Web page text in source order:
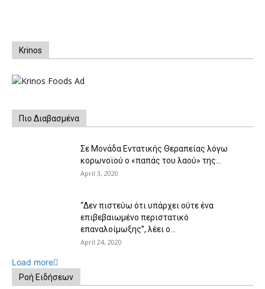
Krinos
Πιο Διαβασμένα
Σε Μονάδα Εντατικής Θεραπείας λόγω
κορωνοϊού ο «παπάς του λαού» της...
April 3, 2020
“Δεν πιστεύω ότι υπάρχει ούτε ένα
επιβεβαιωμένο περιστατικό
επαναλοίμωξης”, λέει ο...
April 24, 2020
Load more
Ροή Ειδήσεων